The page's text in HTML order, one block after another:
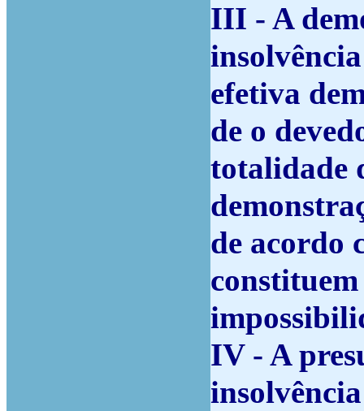
III - A
efetiva
de o
totalidade
de acordo
IV - A